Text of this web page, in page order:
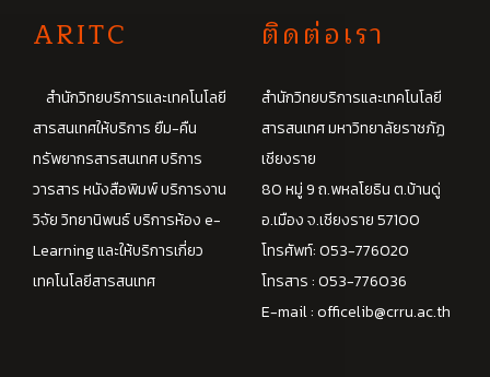
ARITC
สำนักวิทยบริการและเทคโนโลยี
สารสนเทศให้บริการ ยืม-คืน
ทรัพยากรสารสนเทศ บริการ
วารสาร หนังสือพิมพ์ บริการงาน
วิจัย วิทยานิพนธ์ บริการห้อง e-
Learning และให้บริการเกี่ยว
เทคโนโลยีสารสนเทศ
ติดต่อเรา
สำนักวิทยบริการและเทคโนโลยี
สารสนเทศ มหาวิทยาลัยราชภัฏ
เชียงราย
80 หมู่ 9 ถ.พหลโยธิน ต.บ้านดู่
อ.เมือง จ.เชียงราย 57100
โทรศัพท์: 053-776020
โทรสาร : 053-776036
E-mail :officelib@crru.ac.th